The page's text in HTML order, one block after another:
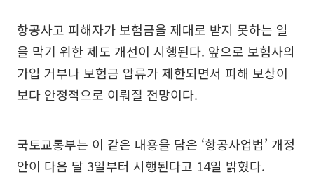
항공사고 피해자가 보험금을 제대로 받지 못하는 일
을 막기 위한 제도 개선이 시행된다. 앞으로 보험사의
가입 거부나 보험금 압류가 제한되면서 피해 보상이
보다 안정적으로 이뤄질 전망이다.
국토교통부는 이 같은 내용을 담은 ‘항공사업법’ 개정
안이 다음 달 3일부터 시행된다고 14일 밝혔다.